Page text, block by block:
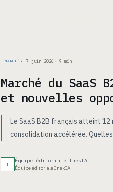
MARCHÉS 7 juin 2026 · 9 min
Marché du SaaS
et nouvelles
Le SaaS B2B français atteint
consolidation accélérée.
I
Équipe éditoriale InekIA
Équipe éditoriale InekIA